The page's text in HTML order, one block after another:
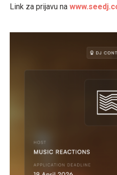
Link za prijavu na